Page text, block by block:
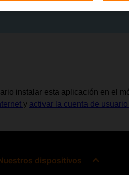
instalar esta aplicación en el
y activar la cuenta de usuario
dispositivos